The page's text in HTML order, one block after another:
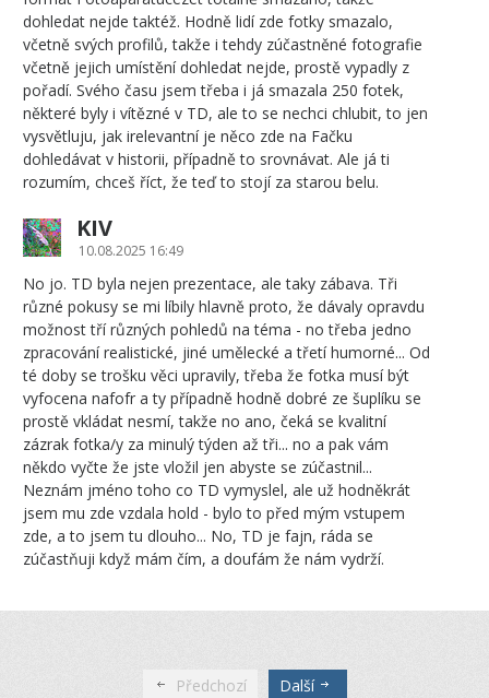
dohledat nejde taktéž. Hodně lidí zde fotky smazalo,
včetně svých profilů, takže i tehdy zúčastněné fotografie
včetně jejich umístění dohledat nejde, prostě vypadly z
pořadí. Svého času jsem třeba i já smazala 250 fotek,
některé byly i vítězné v TD, ale to se nechci chlubit, to jen
vysvětluju, jak irelevantní je něco zde na Fačku
dohledávat v historii, případně to srovnávat. Ale já ti
rozumím, chceš říct, že teď to stojí za starou belu.
KIV
10.08.2025 16:49
No jo. TD byla nejen prezentace, ale taky zábava. Tři
různé pokusy se mi líbily hlavně proto, že dávaly opravdu
možnost tří různých pohledů na téma - no třeba jedno
zpracování realistické, jiné umělecké a třetí humorné... Od
té doby se trošku věci upravily, třeba že fotka musí být
vyfocena nafofr a ty případně hodně dobré ze šuplíku se
prostě vkládat nesmí, takže no ano, čeká se kvalitní
zázrak fotka/y za minulý týden až tři... no a pak vám
někdo vyčte že jste vložil jen abyste se zúčastnil...
Neznám jméno toho co TD vymyslel, ale už hodněkrát
jsem mu zde vzdala hold - bylo to před mým vstupem
zde, a to jsem tu dlouho... No, TD je fajn, ráda se
zúčastňuji když mám čím, a doufám že nám vydrží.
Předchozí Další